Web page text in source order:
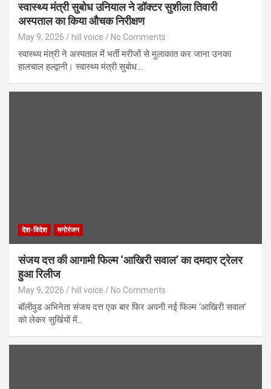
स्वास्थ्य मंत्री सुबोध उनियाल ने डॉक्टर सुशीला तिवारी
अस्पताल का किया औचक निरीक्षण
May 9, 2026 hill voice No Comments
स्वास्थ्य मंत्री ने अस्पताल में भर्ती मरीजों से मुलाकात कर जाना उनका
हालचाल हल्द्वानी। स्वास्थ्य मंत्री सुबोध…
देश-विदेश मनोरंजन
संजय दत्त की आगामी फिल्म ‘आखिरी सवाल’ का दमदार ट्रेलर
हुआ रिलीज
May 9, 2026 hill voice No Comments
बॉलीवुड अभिनेता संजय दत्त एक बार फिर अपनी नई फिल्म ‘आखिरी सवाल’
को लेकर सुर्खियों में…